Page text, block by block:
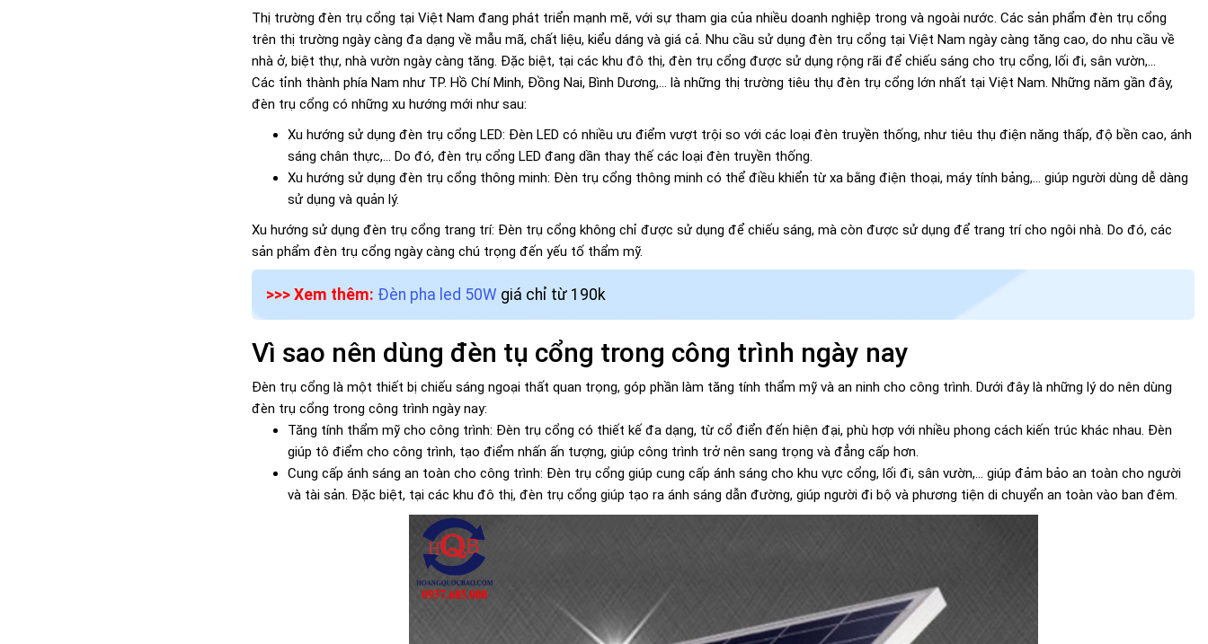
Thị trường đèn trụ cổng tại Việt Nam đang phát triển mạnh mẽ, với sự tham gia của nhiều doanh nghiệp trong và ngoài nước. Các sản phẩm đèn trụ cổng
trên thị trường ngày càng đa dạng về mẫu mã, chất liệu, kiểu dáng và giá cả. Nhu cầu sử dụng đèn trụ cổng tại Việt Nam ngày càng tăng cao, do nhu cầu về
nhà ở, biệt thự, nhà vườn ngày càng tăng. Đặc biệt, tại các khu đô thị, đèn trụ cổng được sử dụng rộng rãi để chiếu sáng cho trụ cổng, lối đi, sân vườn,...
Các tỉnh thành phía Nam như TP. Hồ Chí Minh, Đồng Nai, Bình Dương,... là những thị trường tiêu thụ đèn trụ cổng lớn nhất tại Việt Nam. Những năm gần đây,
đèn trụ cổng có những xu hướng mới như sau:
Xu hướng sử dụng đèn trụ cổng LED: Đèn LED có nhiều ưu điểm vượt trội so với các loại đèn truyền thống, như tiêu thụ điện năng thấp, độ bền cao, ánh
sáng chân thực,... Do đó, đèn trụ cổng LED đang dần thay thế các loại đèn truyền thống.
Xu hướng sử dụng đèn trụ cổng thông minh: Đèn trụ cổng thông minh có thể điều khiển từ xa bằng điện thoại, máy tính bảng,... giúp người dùng dễ dàng
sử dụng và quản lý.
Xu hướng sử dụng đèn trụ cổng trang trí: Đèn trụ cổng không chỉ được sử dụng để chiếu sáng, mà còn được sử dụng để trang trí cho ngôi nhà. Do đó, các
sản phẩm đèn trụ cổng ngày càng chú trọng đến yếu tố thẩm mỹ.
>>> Xem thêm: Đèn pha led 50W giá chỉ từ 190k
Vì sao nên dùng đèn tụ cổng trong công trình ngày nay
Đèn trụ cổng là một thiết bị chiếu sáng ngoại thất quan trọng, góp phần làm tăng tính thẩm mỹ và an ninh cho công trình. Dưới đây là những lý do nên dùng
đèn trụ cổng trong công trình ngày nay:
Tăng tính thẩm mỹ cho công trình: Đèn trụ cổng có thiết kế đa dạng, từ cổ điển đến hiện đại, phù hợp với nhiều phong cách kiến trúc khác nhau. Đèn
giúp tô điểm cho công trình, tạo điểm nhấn ấn tượng, giúp công trình trở nên sang trọng và đẳng cấp hơn.
Cung cấp ánh sáng an toàn cho công trình: Đèn trụ cổng giúp cung cấp ánh sáng cho khu vực cổng, lối đi, sân vườn,... giúp đảm bảo an toàn cho người
và tài sản. Đặc biệt, tại các khu đô thị, đèn trụ cổng giúp tạo ra ánh sáng dẫn đường, giúp người đi bộ và phương tiện di chuyển an toàn vào ban đêm.